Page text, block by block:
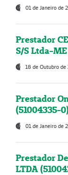
01 de Janeiro de
Prestador
S/S Ltda-
18 de Outubro de
Prestador
(51004335-
01 de Janeiro de
Prestador
LTDA